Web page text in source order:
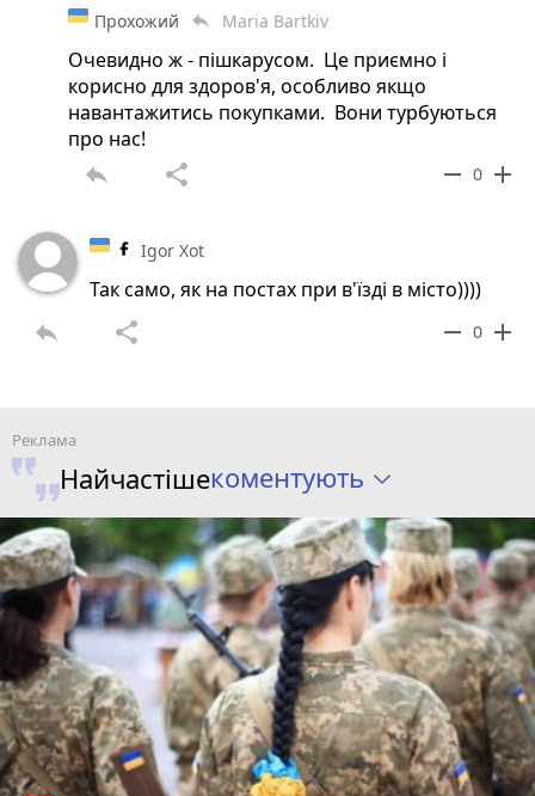
Прохожий reply Maria Bartkiv
Очевидно ж - пішкарусом. Це приємно і
корисно для здоров'я, особливо якщо
навантажитись покупками. Вони турбуються
про нас!
reply share remove 0 add
Igor Xot
Так само, як на постах при в'їзді в місто))))
reply share remove 0 add
Найчастішекоментують